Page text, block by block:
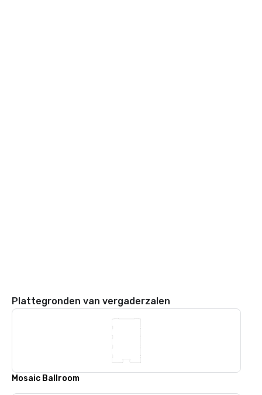
Plattegronden van vergaderzalen
Mosaic Ballroom